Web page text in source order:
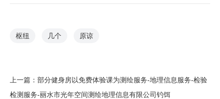
枢纽 几个 原谅
上一篇： 部分健身房以免费体验课为测绘服务-地理信息服务-检验
检测服务-丽水市光年空间测绘地理信息有限公司钓饵